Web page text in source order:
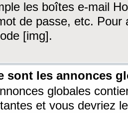
les boîtes e-mail
de passe, etc. Pour
[img].
sont les annonces
globales
et vous devriez